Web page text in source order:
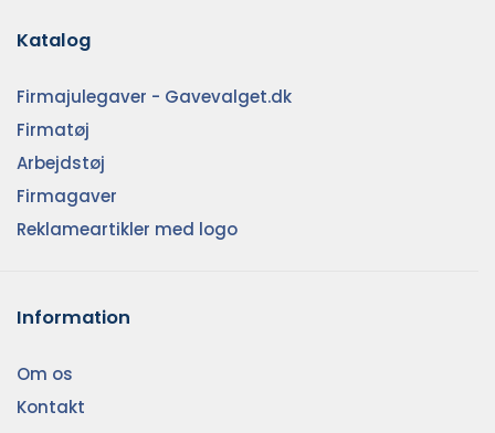
Katalog
Firmajulegaver - Gavevalget.dk
Firmatøj
Arbejdstøj
Firmagaver
Reklameartikler med logo
Information
Om os
Kontakt